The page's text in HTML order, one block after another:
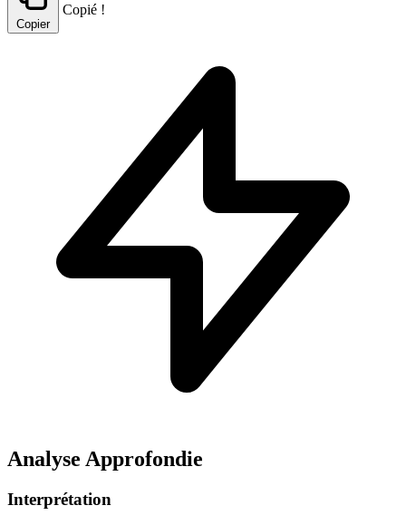
Copier
Copié !
Analyse Approfondie
Interprétation